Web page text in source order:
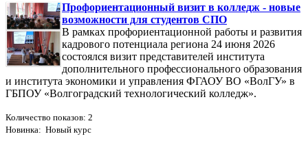
Профориентационный визит в колледж - новые
возможности для студентов СПО
В рамках профориентационной работы и развития
кадрового потенциала региона 24 июня 2026
состоялся визит представителей института
дополнительного профессионального образования
и института экономики и управления ФГАОУ ВО «ВолГУ» в
ГБПОУ «Волгоградский технологический колледж».
Количество показов: 2
Новинка: Новый курс